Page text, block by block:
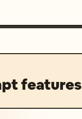
features